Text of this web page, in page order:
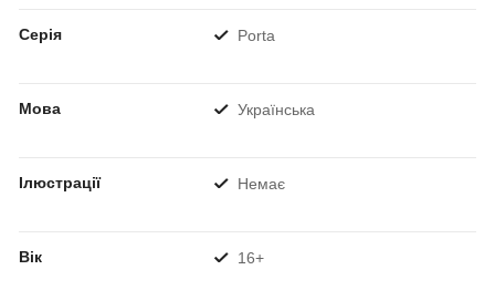
Серія Porta
Мова Українська
Ілюстрації Немає
Вік 16+